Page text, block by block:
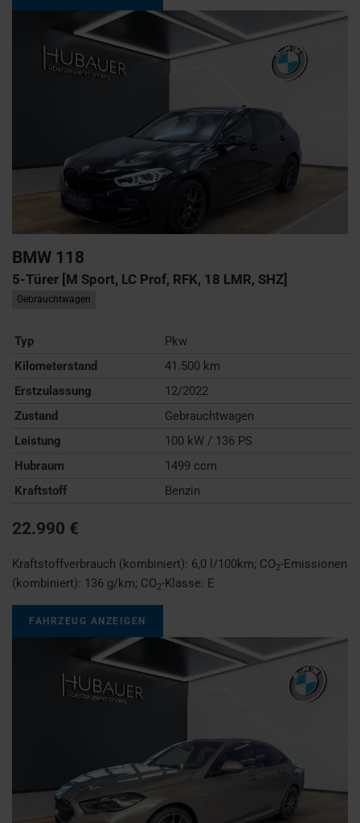
BMW 118
5-Türer [M Sport, LC Prof, RFK, 18 LMR, SHZ]
Gebrauchtwagen
Typ
Pkw
Kilometerstand
41.500 km
Erstzulassung
12/2022
Zustand
Gebrauchtwagen
Leistung
100 kW / 136 PS
Hubraum
1499 ccm
Kraftstoff
Benzin
22.990 €
Kraftstoffverbrauch (kombiniert): 6,0 l/100km; CO2-Emissionen
(kombiniert): 136 g/km; CO2-Klasse: E
FAHRZEUG ANZEIGEN